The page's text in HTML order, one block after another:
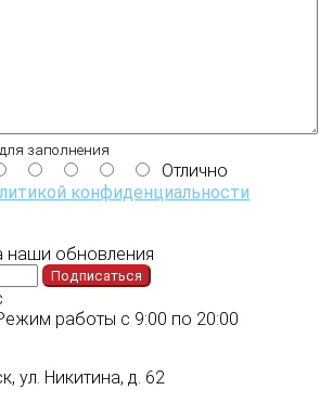
заполнения
Отлично
конфиденциальности
наши обновления
Подписаться
работы с 9:00 по 20:00
ул. Никитина, д. 62